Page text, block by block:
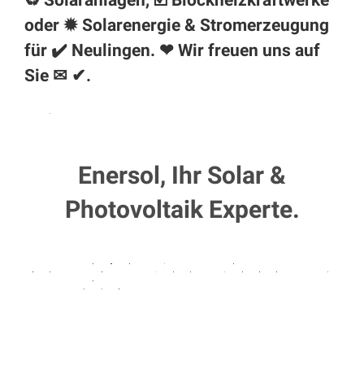
oder ✹ Solarenergie & Stromerzeugung
für ✔️ Neulingen. ❤ Wir freuen uns auf
Sie ✉ ✔.
Enersol, Ihr Solar &
Photovoltaik Experte.